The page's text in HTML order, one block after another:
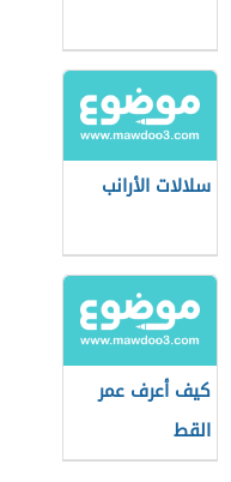
سلالات الأرانب
كيف أعرف عمر
القط